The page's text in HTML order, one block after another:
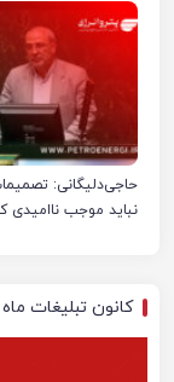
حاجی‌دلیگانی:
نباید موجب ناامیدی
کانون تبلیغات